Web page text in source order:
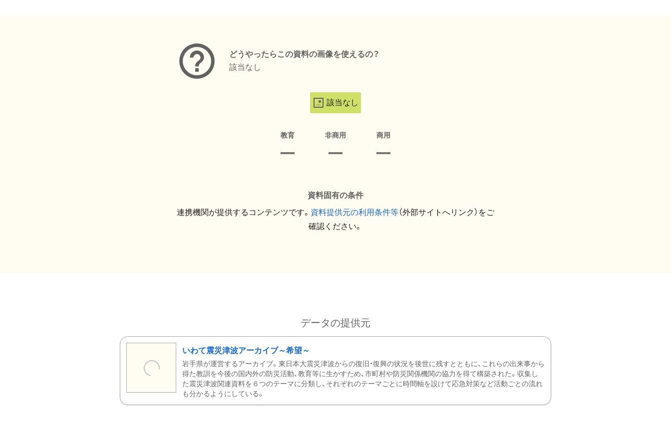
どうやったらこの資料の画像を使えるの？
該当なし
該当なし
教育 非商用 商用
資料固有の条件
連携機関が提供するコンテンツです。 資料提供元の利用条件等（外部サイトへリンク）をご
確認ください。
データの提供元
いわて震災津波アーカイブ～希望～
岩手県が運営するアーカイブ。東日本大震災津波からの復旧・復興の状況を後世に残すとともに、これらの出来事から
得た教訓を今後の国内外の防災活動、教育等に生かすため、市町村や防災関係機関の協力を得て構築された。収集し
た震災津波関連資料を６つのテーマに分類し、それぞれのテーマごとに時間軸を設けて応急対策など活動ごとの流れ
も分かるようにしている。